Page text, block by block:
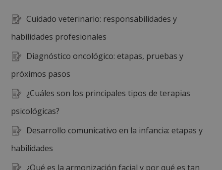
Cuidado veterinario: responsabilidades y
habilidades profesionales
Diagnóstico oncológico: etapas, pruebas y
próximos pasos
¿Cuáles son los principales tipos de terapias
psicológicas?
Desarrollo comunicativo en la infancia: etapas y
habilidades
¿Qué es la armonización facial y por qué es tan